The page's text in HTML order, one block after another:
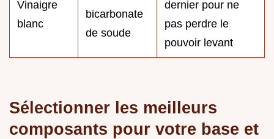
Vinaigre
blanc
bicarbonate
de soude
dernier pour ne
pas perdre le
pouvoir levant
Sélectionner les meilleurs
composants pour votre base et